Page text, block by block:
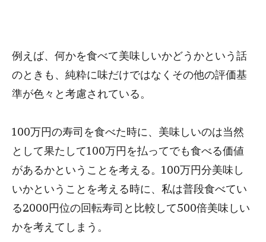
例えば、何かを食べて美味しいかどうかという話
のときも、純粋に味だけではなくその他の評価基
準が色々と考慮されている。
100万円の寿司を食べた時に、美味しいのは当然
として果たして100万円を払ってでも食べる価値
があるかということを考える。100万円分美味し
いかということを考える時に、私は普段食べてい
る2000円位の回転寿司と比較して500倍美味しい
かを考えてしまう。